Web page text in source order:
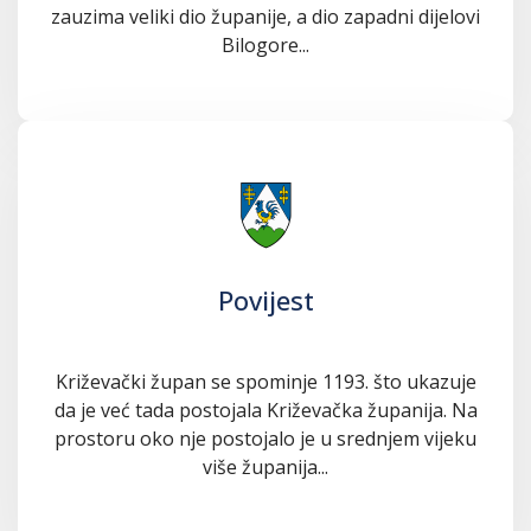
zauzima veliki dio županije, a dio zapadni dijelovi
Bilogore...
Povijest
Križevački župan se spominje 1193. što ukazuje
da je već tada postojala Križevačka županija. Na
prostoru oko nje postojalo je u srednjem vijeku
više županija...